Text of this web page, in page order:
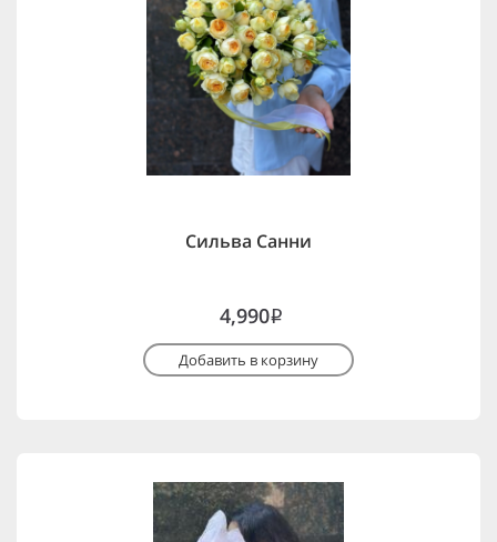
Сильва Санни
4,990i
Добавить в корзину